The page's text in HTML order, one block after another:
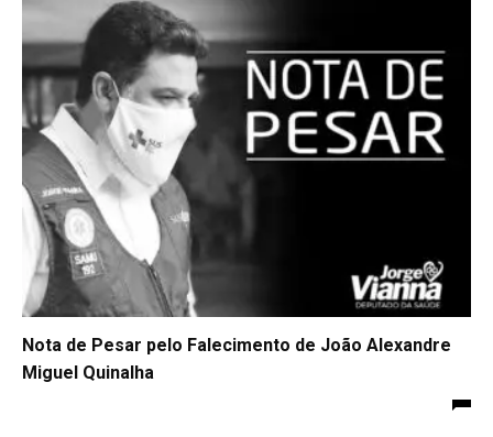
Nota de Pesar pelo Falecimento de João Alexandre
Miguel Quinalha